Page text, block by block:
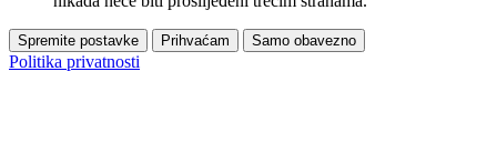
Spremite postavke Prihvaćam Samo obavezno
Politika privatnosti